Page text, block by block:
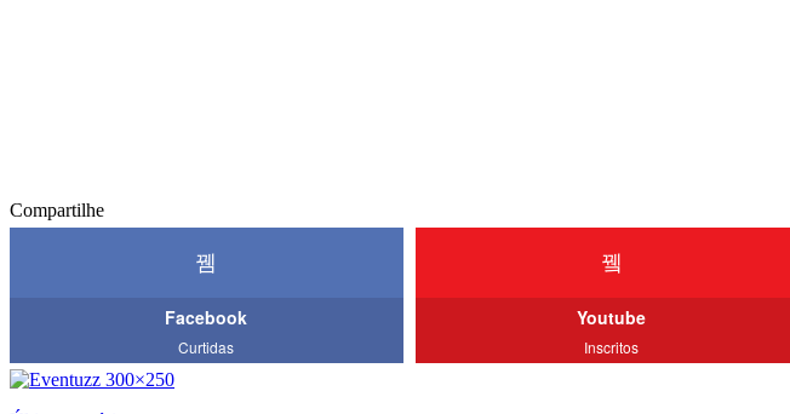
Compartilhe
Facebook
Curtidas
Youtube
Inscritos